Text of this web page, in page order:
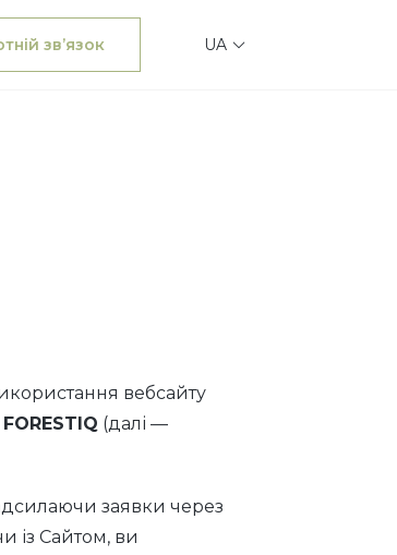
зв’язок UA
вебсайту
FORESTIQ (далі —
заявки через
із Сайтом, ви